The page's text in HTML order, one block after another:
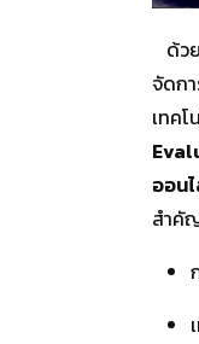
ด้ว
จัดก
เทค
ออน
สำคั